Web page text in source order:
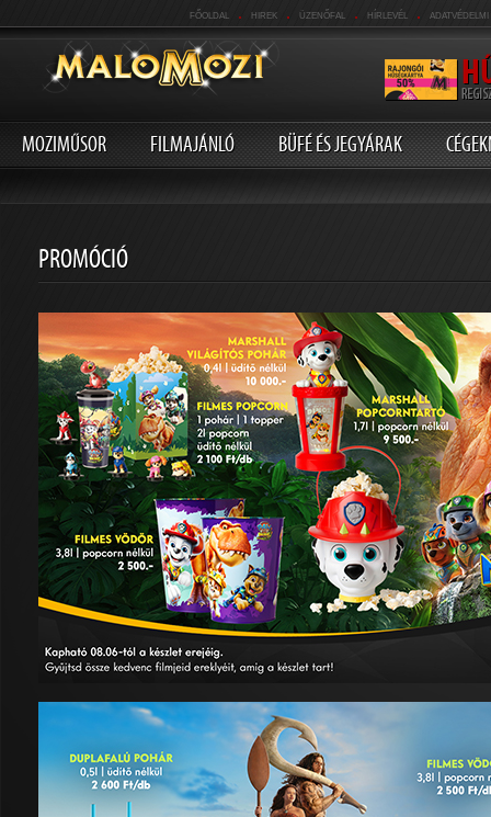
FŐOLDAL . HIREK . ÜZENŐFAL . HÍRLEVÉL . ADATVÉDELMI
MOZIMŰSOR FILMAJÁNLÓ BÜFÉ ÉS JEGYÁRAK
PROMÓCIÓ